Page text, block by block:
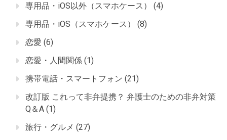
専用品・iOS以外（スマホケース）
(4)
専用品・iOS（スマホケース）
(8)
恋愛 (6)
恋愛・人間関係 (1)
携帯電話・スマートフォン (21)
改訂版 これって非弁提携？ 弁護士のための非弁対策
Q＆A (1)
旅行・グルメ (27)